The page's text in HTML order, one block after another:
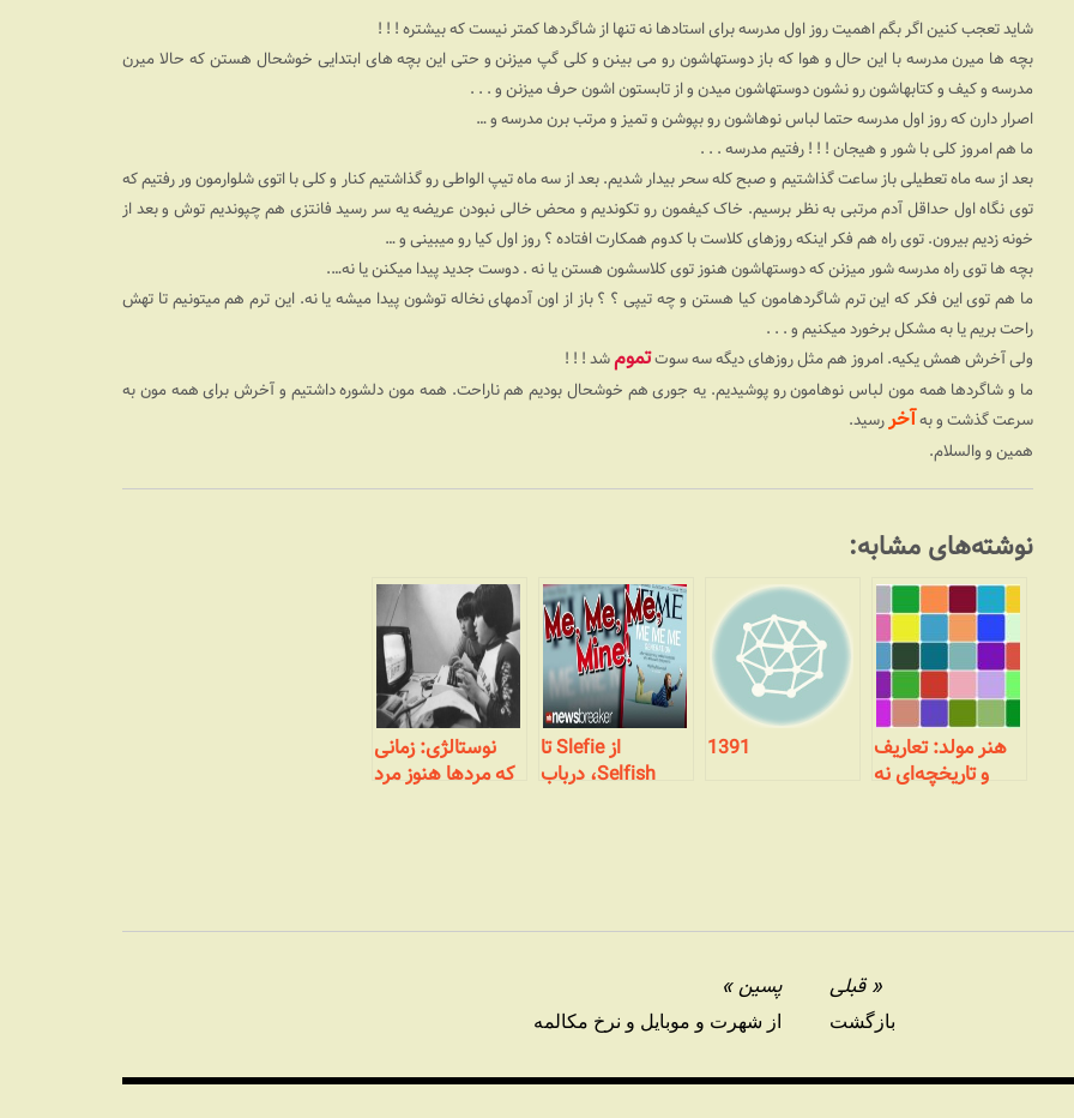
شاید تعجب کنین اگر بگم اهمیت روز اول مدرسه برای استادها نه تنها از شاگردها کمتر نیست که بیشتره ! ! !
بچه ها میرن مدرسه با این حال و هوا که باز دوستهاشون رو می بینن و کلی گپ میزنن و حتی این بچه های ابتدایی خوشحال هستن که حالا میرن
مدرسه و کیف و کتابهاشون رو نشون دوستهاشون میدن و از تابستون اشون حرف میزنن و . . .
اصرار دارن که روز اول مدرسه حتما لباس نوهاشون رو بپوشن و تمیز و مرتب برن مدرسه و …
ما هم امروز کلی با شور و هیجان ! ! ! رفتیم مدرسه . . .
بعد از سه ماه تعطیلی باز ساعت گذاشتیم و صبح کله سحر بیدار شدیم. بعد از سه ماه تیپ الواطی رو گذاشتیم کنار و کلی با اتوی شلوارمون ور رفتیم که
توی نگاه اول حداقل آدم مرتبی به نظر برسیم. خاک کیفمون رو تکوندیم و محض خالی نبودن عریضه یه سر رسید فانتزی هم چپوندیم توش و بعد از
خونه زدیم بیرون. توی راه هم فکر اینکه روزهای کلاست با کدوم همکارت افتاده ؟ روز اول کیا رو میبینی و …
بچه ها توی راه مدرسه شور میزنن که دوستهاشون هنوز توی کلاسشون هستن یا نه . دوست جدید پیدا میکنن یا نه….
ما هم توی این فکر که این ترم شاگردهامون کیا هستن و چه تیپی ؟ ؟ باز از اون آدمهای نخاله توشون پیدا میشه یا نه. این ترم هم میتونیم تا تهش
راحت بریم یا به مشکل برخورد میکنیم و . . .
ولی آخرش همش یکیه. امروز هم مثل روزهای دیگه سه سوتتمومشد ! !‌ !
ما و شاگردها همه مون لباس نوهامون رو پوشیدیم. یه جوری هم خوشحال بودیم هم ناراحت. همه مون دلشوره داشتیم و آخرش برای همه مون به
سرعت گذشت و بهآخررسید.
همین و والسلام.
نوشته‌های مشابه:
هنر مولد: تعاریف
و تاریخچه‌ای نه
1391 از Slefie تا
Selfish، درباب
نوستالژی: زمانی
که مردها هنوز مرد
قبلی
بازگشت
پسین
از شهرت و موبایل و نرخ مکالمه